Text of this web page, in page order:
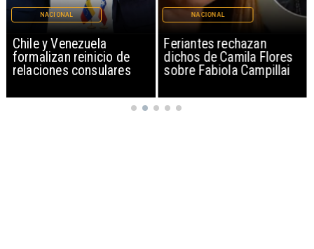
Chile y Venezuela
formalizan reinicio de
relaciones consulares
NACIONAL
Feriantes rechazan
dichos de Camila Flores
sobre Fabiola Campillai
NACIONAL